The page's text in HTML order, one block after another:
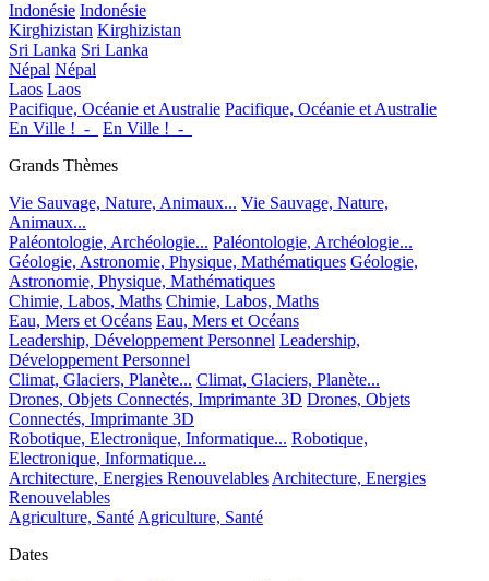
Indonésie Indonésie
Kirghizistan Kirghizistan
Sri Lanka Sri Lanka
Népal Népal
Laos Laos
Pacifique, Océanie et Australie Pacifique, Océanie et Australie
En Ville !_-_
En Ville !_-_
Grands Thèmes
Vie Sauvage, Nature, Animaux... Vie Sauvage, Nature,
Animaux...
Paléontologie, Archéologie... Paléontologie, Archéologie...
Géologie, Astronomie, Physique, Mathématiques Géologie,
Astronomie, Physique, Mathématiques
Chimie, Labos, Maths Chimie, Labos, Maths
Eau, Mers et Océans Eau, Mers et Océans
Leadership, Développement Personnel Leadership,
Développement Personnel
Climat, Glaciers, Planète... Climat, Glaciers, Planète...
Drones, Objets Connectés, Imprimante 3D Drones, Objets
Connectés, Imprimante 3D
Robotique, Electronique, Informatique... Robotique,
Electronique, Informatique...
Architecture, Energies RenouvelablesArchitecture, Energies
Renouvelables
Agriculture, SantéAgriculture, Santé
Dates